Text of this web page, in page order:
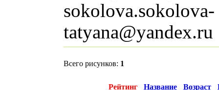
tatyana@yandex.ru
Всего рисунков:1
Превью Рейтинг
Цветы 7